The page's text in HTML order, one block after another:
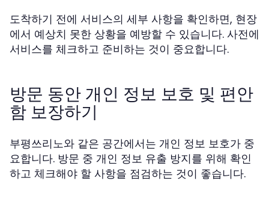
도착하기 전에 서비스의 세부 사항을 확인하면, 현장
에서 예상치 못한 상황을 예방할 수 있습니다. 사전에
서비스를 체크하고 준비하는 것이 중요합니다.
방문 동안 개인 정보 보호 및 편안
함 보장하기
부평쓰리노와 같은 공간에서는 개인 정보 보호가 중
요합니다. 방문 중 개인 정보 유출 방지를 위해 확인
하고 체크해야 할 사항을 점검하는 것이 좋습니다.